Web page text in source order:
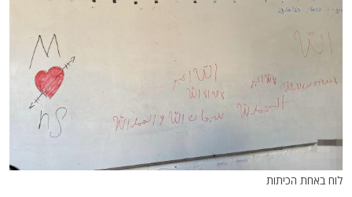
לוח באחת הכיתות